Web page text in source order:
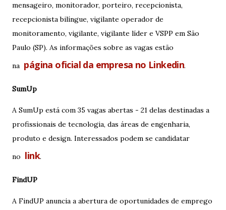
mensageiro, monitorador, porteiro, recepcionista,
recepcionista bilíngue, vigilante operador de
monitoramento, vigilante, vigilante líder e VSPP em São
Paulo (SP). As informações sobre as vagas estão
na página oficial da empresa no Linkedin.
SumUp
A SumUp está com 35 vagas abertas - 21 delas destinadas a
profissionais de tecnologia, das áreas de engenharia,
produto e design. Interessados podem se candidatar
no link.
FindUP
A FindUP anuncia a abertura de oportunidades de emprego